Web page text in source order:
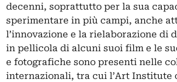
decenni, soprattutto per la sua
sperimentare in più campi, anche
l’innovazione e la rielaborazione di
in pellicola di alcuni suoi film e le
e fotografiche sono presenti nelle
internazionali, tra cui l’Art Institute